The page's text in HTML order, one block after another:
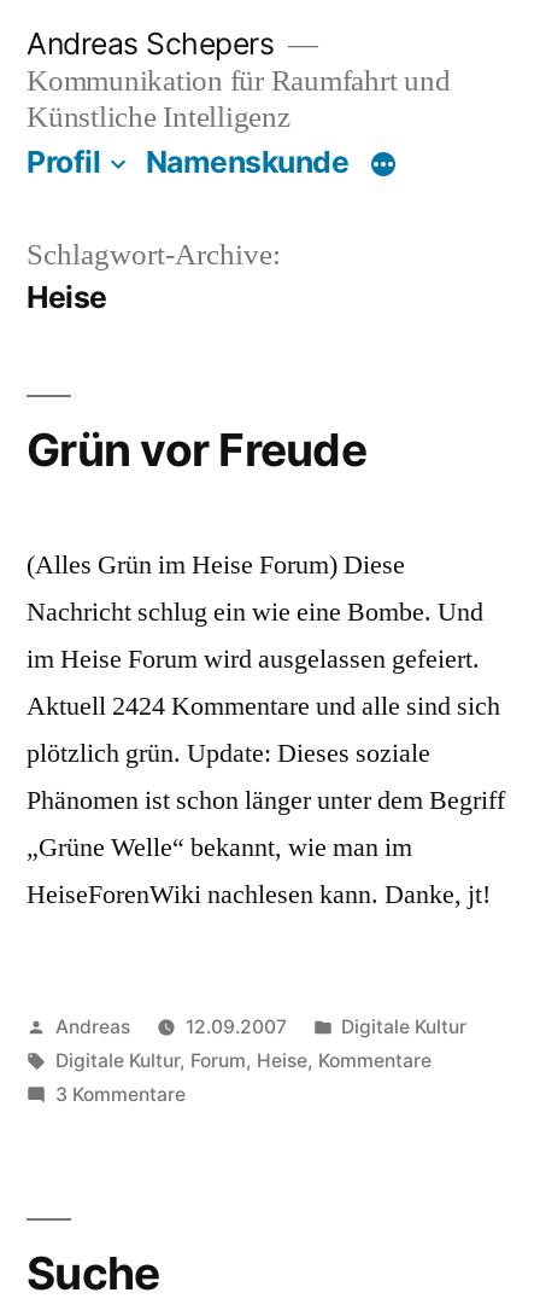
Inhalt
springen
Andreas Schepers
Kommunikation für Raumfahrt und
Künstliche Intelligenz
Profil Namenskunde
Schlagwort-Archive:
Heise
Grün vor Freude
(Alles Grün im Heise Forum) Diese
Nachricht schlug ein wie eine Bombe. Und
im Heise Forum wird ausgelassen gefeiert.
Aktuell 2424 Kommentare und alle sind sich
plötzlich grün. Update: Dieses soziale
Phänomen ist schon länger unter dem Begriff
„Grüne Welle“ bekannt, wie man im
HeiseForenWiki nachlesen kann. Danke, jt!
Veröffentlicht
von
Andreas 12.09.2007
Veröffentlicht
in
Digitale Kultur
Schlagwörter:
Digitale Kultur, Forum, Heise, Kommentare
3 Kommentarezu
Suche